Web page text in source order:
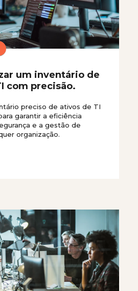
um inventário de
com precisão.
preciso de ativos de TI
garantir a eficiência
e a gestão de
organização.